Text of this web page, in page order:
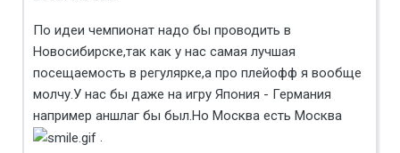
По идеи чемпионат надо бы проводить в
Новосибирске,так как у нас самая лучшая
посещаемость в регулярке,а про плейофф я вообще
молчу.У нас бы даже на игру Япония - Германия
например аншлаг бы был.Но Москва есть Москва
.